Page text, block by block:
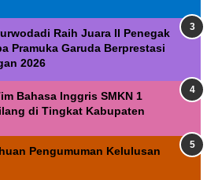
Raih Juara II Penegak
Pramuka Garuda Berprestasi
2026
Bahasa Inggris SMKN 1
di Tingkat Kabupaten
Pengumuman Kelulusan